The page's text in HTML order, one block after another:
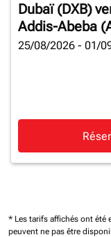
Dubaï (DXB)
Addis-Abeba
25/08/2026 - 01/
* Les tarifs affichés ont été
peuvent ne pas être